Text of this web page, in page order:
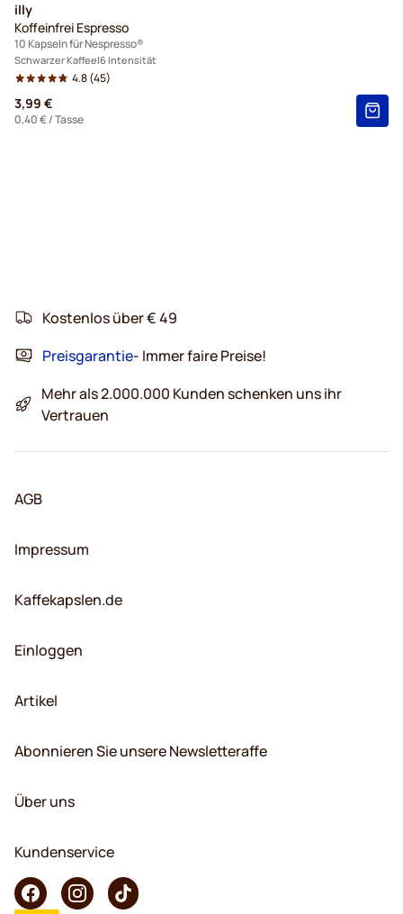
illy
Koffeinfrei Espresso
10 Kapseln für Nespresso®
Schwarzer Kaffee 6 Intensität
4.8(45)
3,99 €
0,40 €/ Tasse
Kostenlos über € 49
Preisgarantie- Immer faire Preise!
Mehr als 2.000.000 Kunden schenken uns ihr
Vertrauen
AGB
Impressum
Kaffekapslen.de
Einloggen
Artikel
Abonnieren Sie unsere Newsletteraffe
Über uns
Kundenservice